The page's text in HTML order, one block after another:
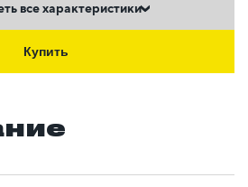
все характеристики
Купить